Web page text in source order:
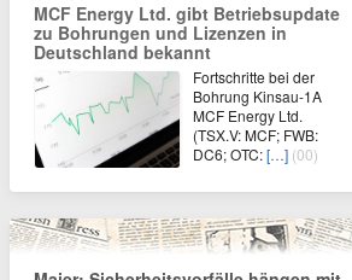
MCF Energy Ltd. gibt Betriebsupdate
zu Bohrungen und Lizenzen in
Deutschland bekannt
Fortschritte bei der
Bohrung Kinsau-1A
MCF Energy Ltd.
(TSX.V: MCF; FWB:
DC6; OTC:[…] (00)